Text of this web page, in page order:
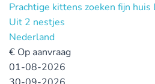
Prachtige kittens zoeken fijn huis
Uit 2 nestjes
Nederland
€ Op aanvraag
01-08-2026